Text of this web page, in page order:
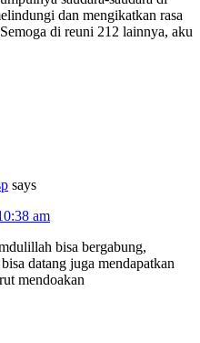
dan mengikatkan rasa
di reuni 212 lainnya, aku
says
am
bisa bergabung,
datang juga mendapatkan
mendoakan